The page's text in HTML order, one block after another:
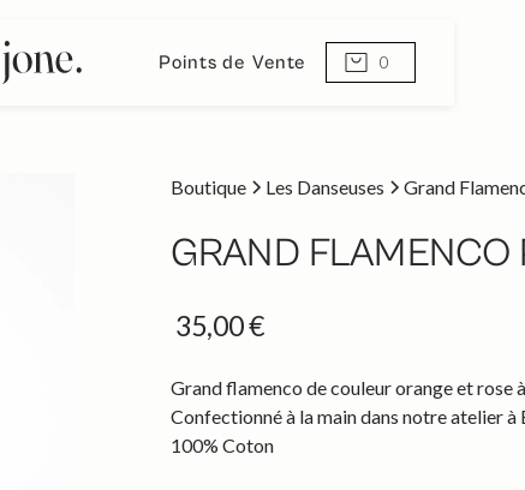
Points de Vente 0
Boutique Les Danseuses Grand
GRAND FLAMENCO
35,00 €
Grand flamenco de couleur orange et rose
Confectionné à la main dans notre atelier à
100% Coton